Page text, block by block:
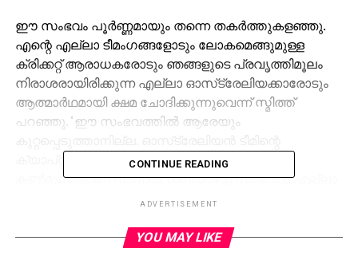
ഈ സംഭവം പൂര്‍ണ്ണമായും തന്നെ തകര്‍ത്തുകളഞ്ഞു.
എന്റെ എല്ലാ ടീമംഗങ്ങളോടും ലോകമെങ്ങുമുള്ള
ക്രിക്കറ്റ് ആരാധകരോടും ഞങ്ങളുടെ പ്രവൃത്തിമൂലം
നിരാശരായിരിക്കുന്ന എല്ലാ ഓസ്‌ട്രേലിയക്കാരോടും
ആത്മാര്‍ഥമായി ക്ഷമ ചോദിക്കുന്നുവെന്ന് സ്മിത്ത്
പറഞ്ഞു. ‘ഈ സംഭവത്തില്‍ ആരേയും
ക്യാപ്റ്റനായിരുന്നു ഞാന്‍. എല്ലാം എന്റെ
കണ്‍മുന്നിലാണ് നടന്നത്. ശനിയാഴ്ച്ച സംഭവിച്ച എല്ലാ
കാര്യങ്ങളുടേയും ഉത്തരവാദിത്തം ഞാനേല്‍ക്കുന്നു.
തെറ്റുമൂലം സംഭവിച്ച പ്രശ്‌നങ്ങള്‍ പരിഹരിക്കാന്‍
CONTINUE READING
ADVERTISEMENT
YOU MAY LIKE